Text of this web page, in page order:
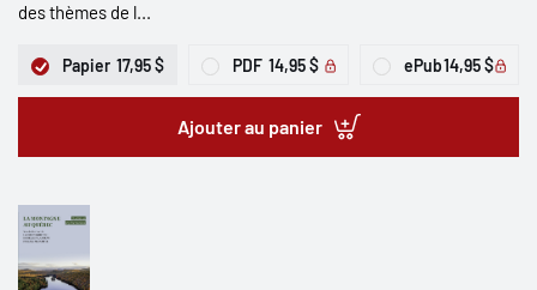
des thèmes de l...
Papier 17,95 $ PDF 14,95 $ ePub14,95 $
Ajouter au panier